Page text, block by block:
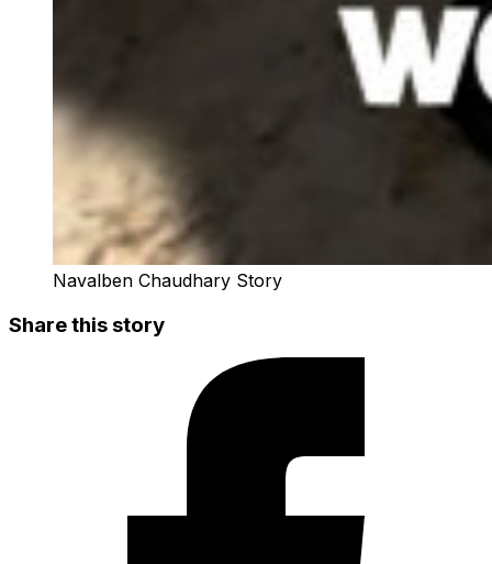
Navalben Chaudhary Story
Share this story